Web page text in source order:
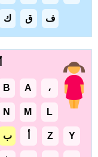
ف ق ك
، A
B
L
M
N
Y
Z ب